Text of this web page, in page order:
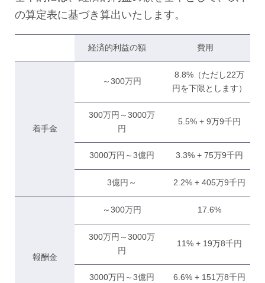
の算定表に基づき算出いたします。
経済的利益の額 費用
着手金
～300万円
8.8%（ただし22万
円を下限とします）
300万円～3000万
円
5.5% + 9万9千円
3000万円～3億円 3.3% + 75万9千円
3億円～ 2.2% + 405万9千円
報酬金
～300万円 17.6%
300万円～3000万
円
11% + 19万8千円
3000万円～3億円 6.6% + 151万8千円